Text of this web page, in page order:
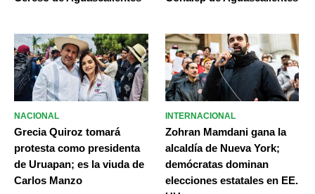
NACIONAL
Grecia Quiroz tomará
protesta como presidenta
de Uruapan; es la viuda de
Carlos Manzo
INTERNACIONAL
Zohran Mamdani gana la
alcaldía de Nueva York;
demócratas dominan
elecciones estatales en EE.